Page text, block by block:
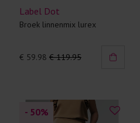
Label Dot
Broek linnenmix lurex
€ 59.98 € 119.95
- 50%